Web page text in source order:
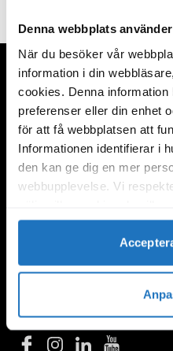
Denna webbplats
När du besöker vår
information i din
cookies. Denna
preferenser eller din enhet
för att få webbplatsen att
Informationen identifierar i
den kan ge dig en mer
webbupplevelse. Vi
kategorirubrikerna för att ta
standardinställningar.
cookies kan påverka din
tidigare och accepterat
alltid ta bort dessa genom
sekretessinställningarna i
KONTAKT
Kungsgatan 60
111 22 Stockholm
info@ungainnovatorer.se
08-663 70 80
Press
FÖLJ OSS